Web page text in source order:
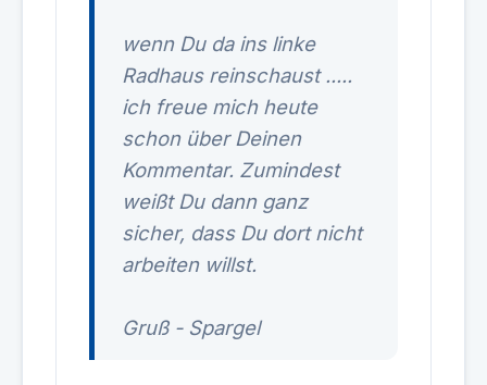
wenn Du da ins linke
Radhaus reinschaust .....
ich freue mich heute
schon über Deinen
Kommentar. Zumindest
weißt Du dann ganz
sicher, dass Du dort nicht
arbeiten willst.
Gruß - Spargel